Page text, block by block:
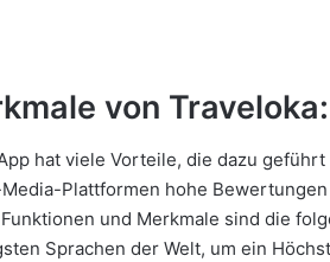
von Traveloka:
hat viele Vorteile, die dazu
Plattformen hohe
und Merkmale sind die
Sprachen der Welt, um ein